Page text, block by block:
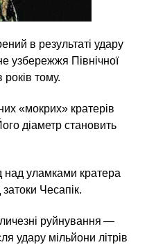
в результаті удару
узбережжя Північної
тому.
«мокрих» кратерів
діаметр становить
уламками кратера
Чесапік.
руйнування —
удару мільйони літрів